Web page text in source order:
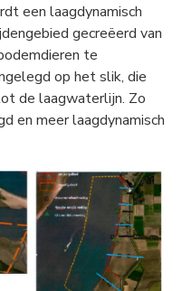
een laagdynamisch
gecreëerd van
te
op het slik, die
de laagwaterlijn. Zo
en meer laagdynamisch